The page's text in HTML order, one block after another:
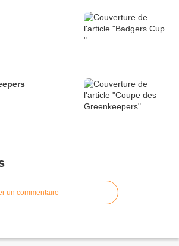
un commentaire